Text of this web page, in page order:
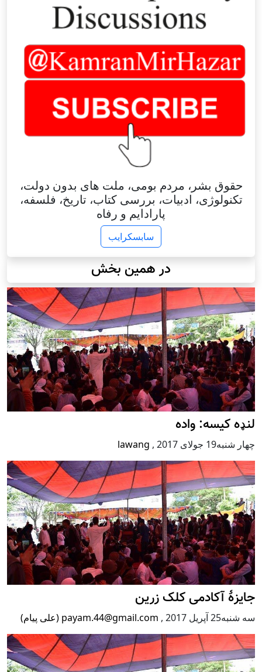
حقوق بشر، مردم بومی، ملت های بدون دولت،
تکنولوژی، ادبیات، بررسی کتاب، تاریخ، فلسفه،
پارادایم و رفاه
سابسکرایب
در همین بخش
لنډه کیسه: واده
چهار شنبه19 جولای 2017 ,
lawang
جایزۀ آکادمی کلک زرین
سه شنبه25 آپریل 2017 , payam.44@gmail.com (علی پیام)